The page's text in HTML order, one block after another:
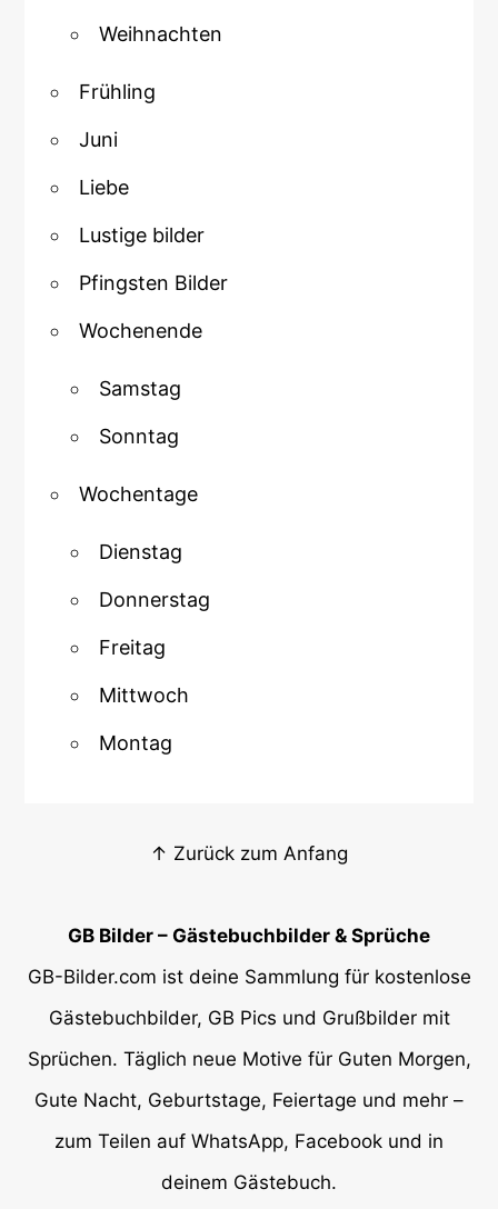
Weihnachten
Frühling
Juni
Liebe
Lustige bilder
Pfingsten Bilder
Wochenende
Samstag
Sonntag
Wochentage
Dienstag
Donnerstag
Freitag
Mittwoch
Montag
↑ Zurück zum Anfang
GB Bilder – Gästebuchbilder & Sprüche
GB-Bilder.com ist deine Sammlung für kostenlose
Gästebuchbilder, GB Pics und Grußbilder mit
Sprüchen. Täglich neue Motive für Guten Morgen,
Gute Nacht, Geburtstage, Feiertage und mehr –
zum Teilen auf WhatsApp, Facebook und in
deinem Gästebuch.